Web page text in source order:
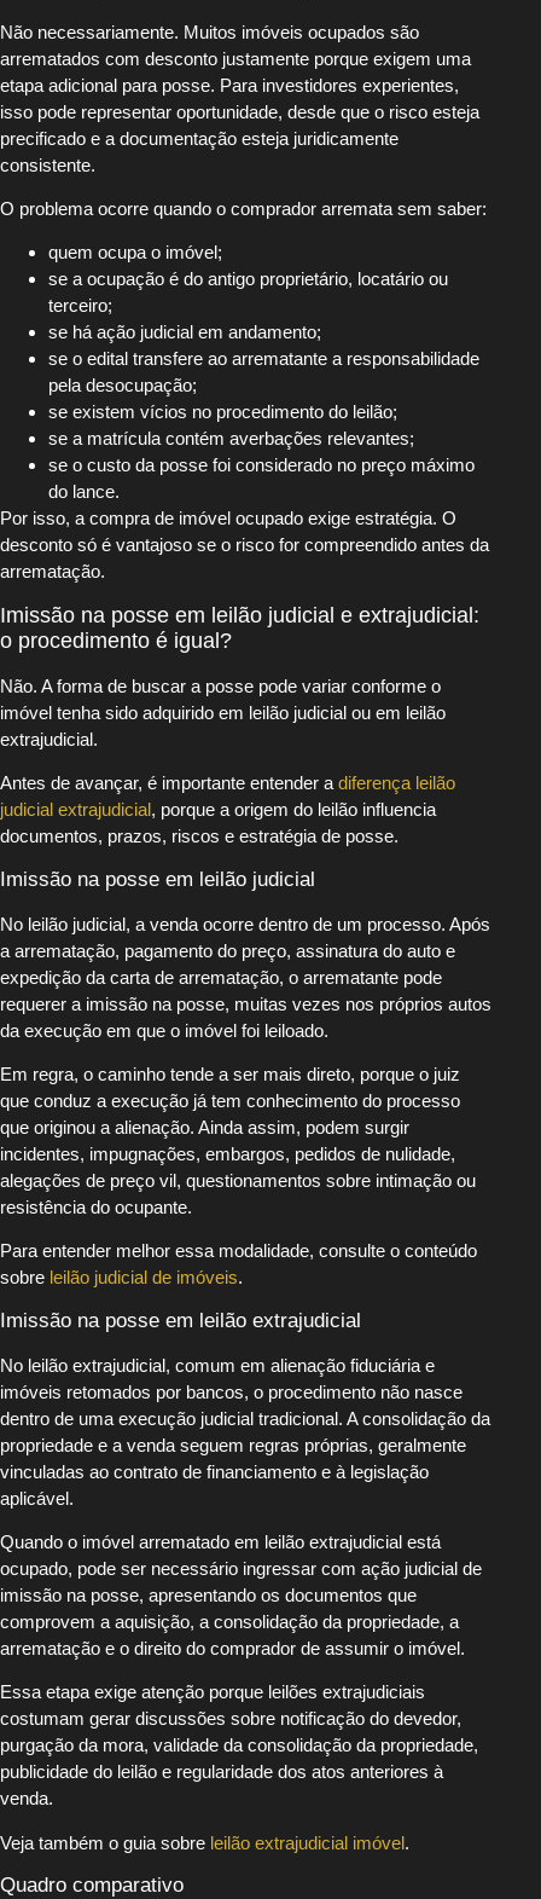
Não necessariamente. Muitos imóveis ocupados são
arrematados com desconto justamente porque exigem uma
etapa adicional para posse. Para investidores experientes,
isso pode representar oportunidade, desde que o risco esteja
precificado e a documentação esteja juridicamente
consistente.
O problema ocorre quando o comprador arremata sem saber:
quem ocupa o imóvel;
se a ocupação é do antigo proprietário, locatário ou
terceiro;
se há ação judicial em andamento;
se o edital transfere ao arrematante a responsabilidade
pela desocupação;
se existem vícios no procedimento do leilão;
se a matrícula contém averbações relevantes;
se o custo da posse foi considerado no preço máximo
do lance.
Por isso, a compra de imóvel ocupado exige estratégia. O
desconto só é vantajoso se o risco for compreendido antes da
arrematação.
Imissão na posse em leilão judicial e extrajudicial:
o procedimento é igual?
Não. A forma de buscar a posse pode variar conforme o
imóvel tenha sido adquirido em leilão judicial ou em leilão
extrajudicial.
Antes de avançar, é importante entender a diferença leilão
judicial extrajudicial, porque a origem do leilão influencia
documentos, prazos, riscos e estratégia de posse.
Imissão na posse em leilão judicial
No leilão judicial, a venda ocorre dentro de um processo. Após
a arrematação, pagamento do preço, assinatura do auto e
expedição da carta de arrematação, o arrematante pode
requerer a imissão na posse, muitas vezes nos próprios autos
da execução em que o imóvel foi leiloado.
Em regra, o caminho tende a ser mais direto, porque o juiz
que conduz a execução já tem conhecimento do processo
que originou a alienação. Ainda assim, podem surgir
incidentes, impugnações, embargos, pedidos de nulidade,
alegações de preço vil, questionamentos sobre intimação ou
resistência do ocupante.
Para entender melhor essa modalidade, consulte o conteúdo
sobre leilão judicial de imóveis.
Imissão na posse em leilão extrajudicial
No leilão extrajudicial, comum em alienação fiduciária e
imóveis retomados por bancos, o procedimento não nasce
dentro de uma execução judicial tradicional. A consolidação da
propriedade e a venda seguem regras próprias, geralmente
vinculadas ao contrato de financiamento e à legislação
aplicável.
Quando o imóvel arrematado em leilão extrajudicial está
ocupado, pode ser necessário ingressar com ação judicial de
imissão na posse, apresentando os documentos que
comprovem a aquisição, a consolidação da propriedade, a
arrematação e o direito do comprador de assumir o imóvel.
Essa etapa exige atenção porque leilões extrajudiciais
costumam gerar discussões sobre notificação do devedor,
purgação da mora, validade da consolidação da propriedade,
publicidade do leilão e regularidade dos atos anteriores à
venda.
Veja também o guia sobre leilão extrajudicial imóvel.
Quadro comparativo